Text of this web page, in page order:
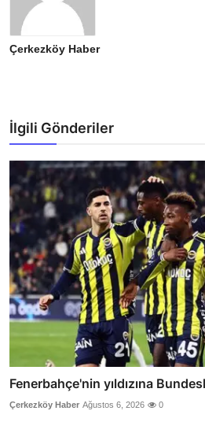
Çerkezköy Haber
İlgili Gönderiler
Fenerbahçe'nin yıldızına
Çerkezköy Haber Ağustos 6, 2026 0